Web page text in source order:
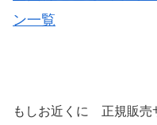
ン一覧
もしお近くに 正規販売